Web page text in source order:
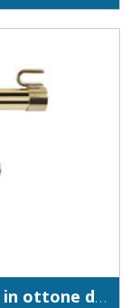
Aste per bandiera da interno in ottone dorato diametro 22